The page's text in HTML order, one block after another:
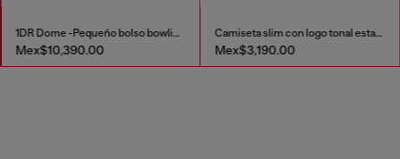
1DR Dome -Pequeño bolso bowling de cuero
Mex$10,390.00
Camiseta slim con logo tonal estampado
Mex$3,190.00